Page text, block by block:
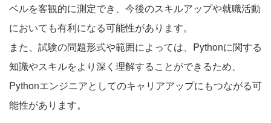
ベルを客観的に測定でき、今後のスキルアップや就職活動
においても有利になる可能性があります。
また、試験の問題形式や範囲によっては、Pythonに関する
知識やスキルをより深く理解することができるため、
Pythonエンジニアとしてのキャリアアップにもつながる可
能性があります。